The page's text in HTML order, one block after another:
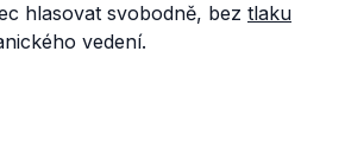
hlasovat svobodně, bez tlaku
vedení.